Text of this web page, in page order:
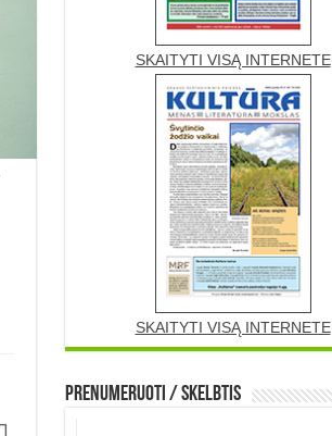
SKAITYTI VISĄ INTERNETE
SKAITYTI VISĄ INTERNETE
Prenumeruoti / Skelbtis